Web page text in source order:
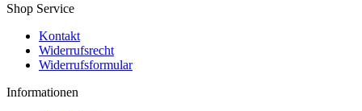
Shop Service
Kontakt
Widerrufsrecht
Widerrufsformular
Informationen